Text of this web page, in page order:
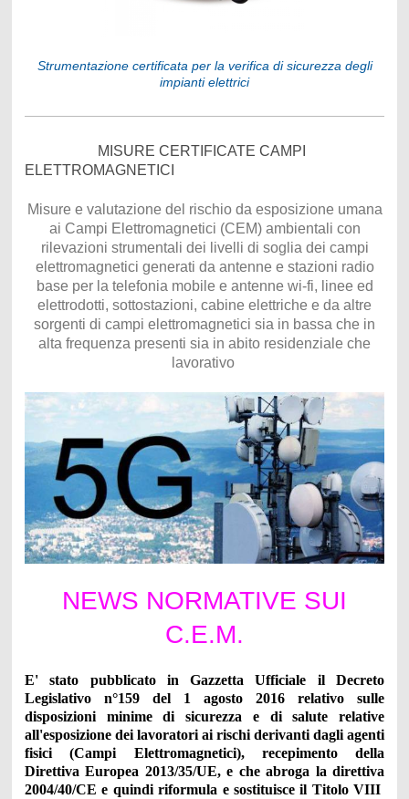
Strumentazione certificata per la verifica di sicurezza degli
impianti elettrici
MISURE CERTIFICATE CAMPI
ELETTROMAGNETICI
Misure e valutazione del rischio da esposizione umana
ai Campi Elettromagnetici (CEM) ambientali con
rilevazioni strumentali dei livelli di soglia dei campi
elettromagnetici generati da antenne e stazioni radio
base per la telefonia mobile e antenne wi-fi, linee ed
elettrodotti, sottostazioni, cabine elettriche e da altre
sorgenti di campi elettromagnetici sia in bassa che in
alta frequenza presenti sia in abito residenziale che
lavorativo
NEWS NORMATIVE SUI
C.E.M.
E' stato pubblicato in Gazzetta Ufficiale il
Decreto
Legislativo n°159 del 1 agosto 2016
relativo sulle
disposizioni minime di sicurezza e di salute relative
all'esposizione dei lavoratori ai rischi derivanti dagli agenti
fisici (Campi Elettromagnetici), recepimento della
Direttiva Europea 2013/35/UE, e che abroga la direttiva
2004/40/CE e quindi riformula e sostituisce il Titolo VIII